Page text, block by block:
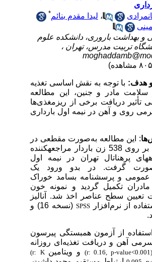
،لیدا مقدم بنائم
و بهداشت باروری، دانشکده علوم
تربیت مدرس، تهران ،
هدف: با توجه به نقش اساسی تغذیه
سلامت مادر و جنین، این مطالعه
دریافت برخی از ریزمغذی‌ها
روی و آهن در نیمه اول بارداری
: این مطالعه به‌صورت مقطعی در
سال 1390 بر روی 538 زن باردار مراجعه­کننده
پره­ناتال تهران در نیمه اول
گرفت. در بدو ورود یک
و پرسشنامه بسامد خوراک
تکمیل گردید و نمونه خون
سطح عناصر اخذ شد. آنالیز
از نرم‌افزارSPSS(نسخه 16) و
از آزمون همبستگی پیرسون
آهن و دریافت تغذیه‌ای روزانه
(r: 0.16, p- و ویتامینK
(r: